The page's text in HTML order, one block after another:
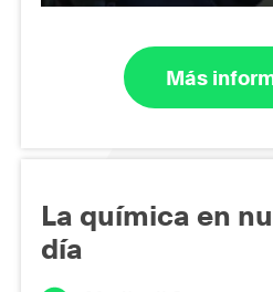
Más
La química en
día